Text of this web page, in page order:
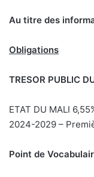
Au titre des
Obligations
TRESOR PUBLIC
ETAT DU MALI
2024-2029 –
Point de